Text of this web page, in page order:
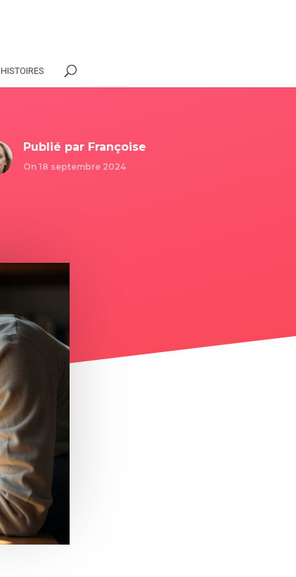
HISTOIRES
Publié par Françoise
On 18 septembre 2024